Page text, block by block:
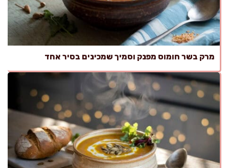
מרק בשר חומוס מפנק וסמיך שמכינים בסיר אחד